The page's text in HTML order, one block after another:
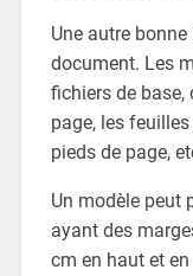
Une autre
document. Les
fichiers de base,
page, les
pieds de page,
Un modèle peut
ayant des
cm en haut et